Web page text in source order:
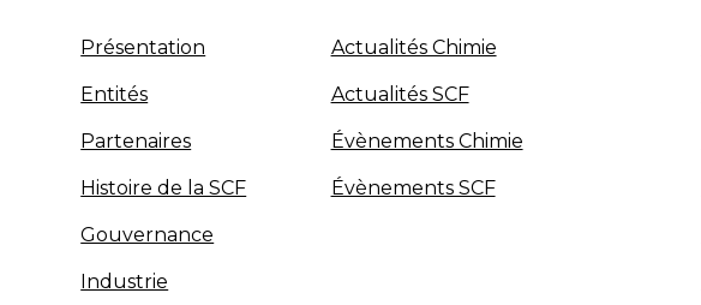
Présentation
Entités
Partenaires
Histoire de la SCF
Gouvernance
Industrie
Actualités Chimie
Actualités SCF
Évènements Chimie
Évènements SCF